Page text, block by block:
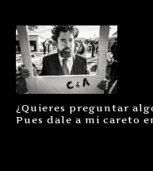
¿Quieres preguntar
Pues dale a mi careto